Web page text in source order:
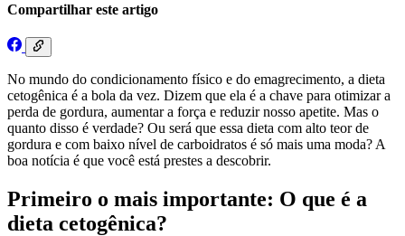
Compartilhar este artigo
No mundo do condicionamento físico e do emagrecimento, a dieta
cetogênica é a bola da vez. Dizem que ela é a chave para otimizar a
perda de gordura, aumentar a força e reduzir nosso apetite. Mas o
quanto disso é verdade? Ou será que essa dieta com alto teor de
gordura e com baixo nível de carboidratos é só mais uma moda? A
boa notícia é que você está prestes a descobrir.
Primeiro o mais importante: O que é a
dieta cetogênica?